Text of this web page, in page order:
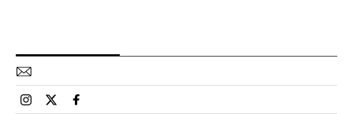
Esportes El País Brasil en Instagram
Esportes El País Brasil en Twitter
Esportes El País Brasil en Facebook